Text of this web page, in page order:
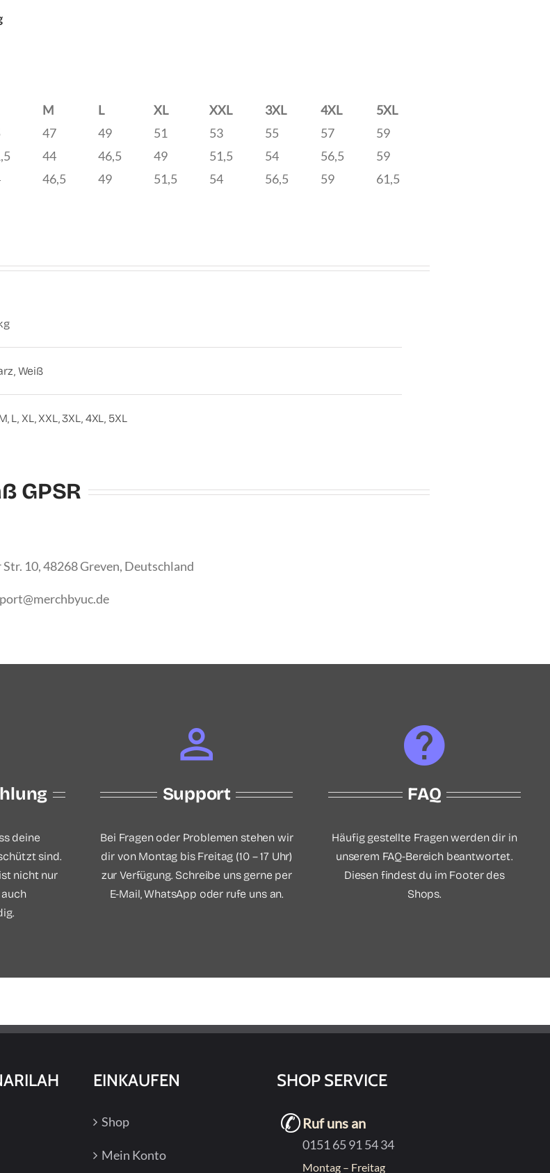
M L XL XXL 3XL 4XL
5XL
47 49 51 53 55 57
59
44 46,5 49 51,5 54 56,5
59
46,5 49 51,5 54 56,5 59
61,5
Weiß
L, XL, XXL, 3XL, 4XL, 5XL
GPSR
10, 48268 Greven, Deutschland
deine
sind.
nicht nur
Support
Bei Fragen oder Problemen stehen wir
dir von Montag bis Freitag (10 – 17 Uhr)
zur Verfügung. Schreibe uns gerne per
E-Mail, WhatsApp oder rufe uns an.
FAQ
Häufig gestellte Fragen werden dir in
unserem FAQ-Bereich beantwortet.
Diesen findest du im Footer des
Shops.
EINKAUFEN
Shop
Mein Konto
SHOP SERVICE
Ruf uns an
0151 65 91 54 34
Montag – Freitag